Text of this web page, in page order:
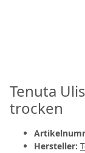
Tenuta
trocken
Hersteller: